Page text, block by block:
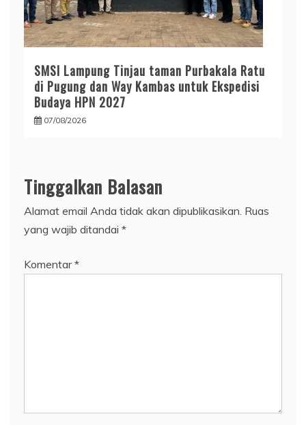
SMSI Lampung Tinjau taman Purbakala Ratu
di Pugung dan Way Kambas untuk Ekspedisi
Budaya HPN 2027
07/08/2026
Tinggalkan Balasan
Alamat email Anda tidak akan dipublikasikan. Ruas
yang wajib ditandai *
Komentar*